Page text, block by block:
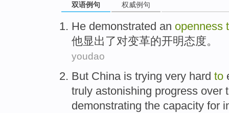
双语例句 权威例句
He demonstrated an openness
他显出了对变革的开明态度。
youdao
But China is trying very hard to
truly astonishing progress over
demonstrating the capacity for